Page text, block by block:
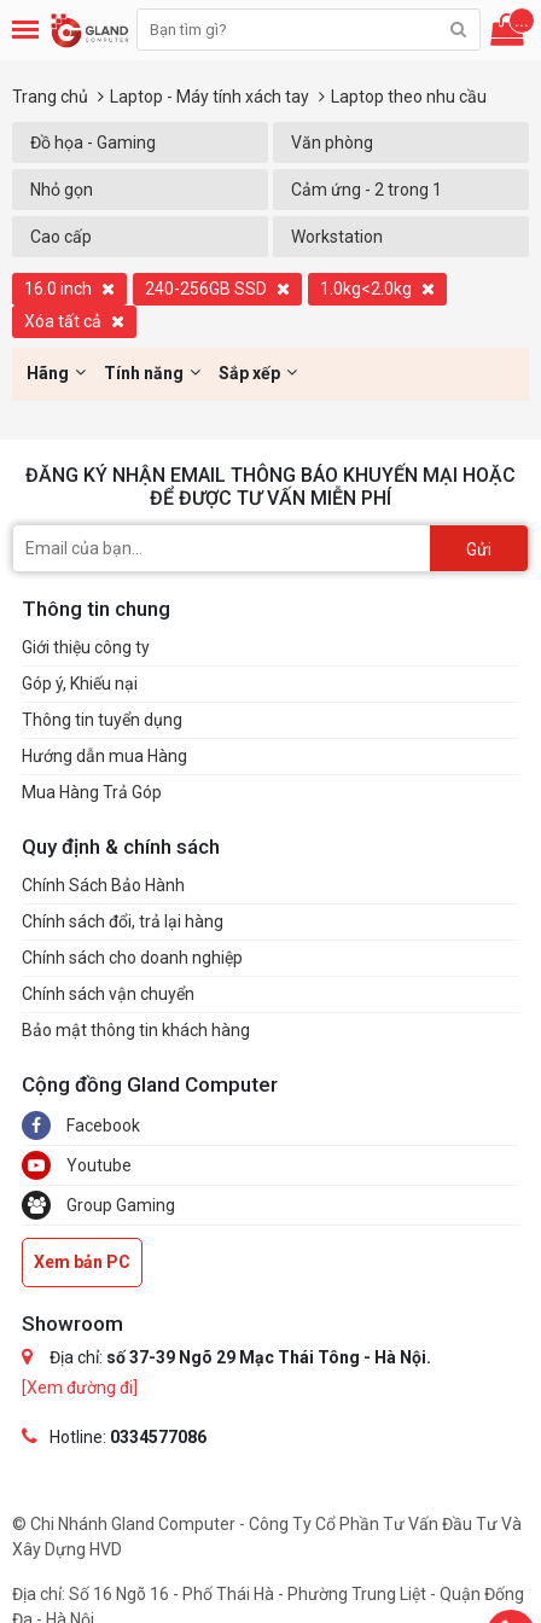
...
Trang chủ Laptop - Máy tính xách tay Laptop theo nhu cầu
Đồ họa - Gaming Văn phòng
Nhỏ gọn Cảm ứng - 2 trong 1
Cao cấp Workstation
16.0 inch 240-256GB SSD
1.0kg<2.0kg
Xóa tất cả
Hãng Tính năng Sắp xếp
ĐĂNG KÝ NHẬN EMAIL THÔNG BÁO KHUYẾN MẠI HOẶC
ĐỂ ĐƯỢC TƯ VẤN MIỄN PHÍ
Gửi
Thông tin chung
Giới thiệu công ty
Góp ý, Khiếu nại
Thông tin tuyển dụng
Hướng dẫn mua Hàng
Mua Hàng Trả Góp
Quy định & chính sách
Chính Sách Bảo Hành
Chính sách đổi, trả lại hàng
Chính sách cho doanh nghiệp
Chính sách vận chuyển
Bảo mật thông tin khách hàng
Cộng đồng Gland Computer
Facebook
Youtube
Group Gaming
Xem bản PC
Showroom
Địa chỉ: số 37-39 Ngõ 29 Mạc Thái Tông - Hà Nội.
[Xem đường đi]
Hotline: 0334577086
© Chi Nhánh Gland Computer - Công Ty Cổ Phần Tư Vấn Đầu Tư Và
Xây Dựng HVD
Địa chỉ: Số 16 Ngõ 16 - Phố Thái Hà - Phường Trung Liệt - Quận Đống